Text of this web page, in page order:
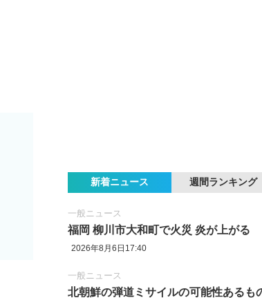
新着ニュース 週間ランキング
一般ニュース
福岡 柳川市大和町で火災 炎が上がる
2026年8月6日17:40
一般ニュース
北朝鮮の弾道ミサイルの可能性あるも